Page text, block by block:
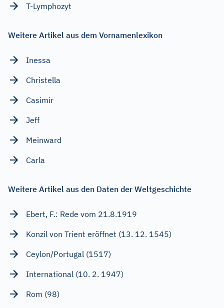
T-Lymphozyt
Weitere Artikel aus dem Vornamenlexikon
Inessa
Christella
Casimir
Jeff
Meinward
Carla
Weitere Artikel aus den Daten der Weltgeschichte
Ebert, F.: Rede vom 21.8.1919
Konzil von Trient eröffnet (13. 12. 1545)
Ceylon/Portugal (1517)
International (10. 2. 1947)
Rom (98)